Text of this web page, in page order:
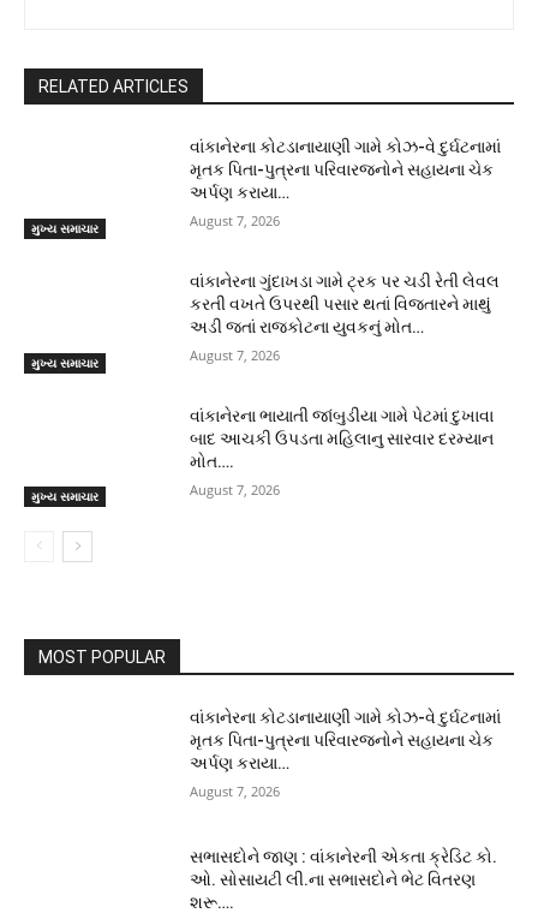
RELATED ARTICLES
મુખ્ય સમાચાર
વાંકાનેરના કોટડાનાયાણી ગામે કોઝ-વે દુર્ઘટનામાં
મૃતક પિતા-પુત્રના પરિવારજનોને સહાયના ચેક
અર્પણ કરાયા…
August 7, 2026
મુખ્ય સમાચાર
વાંકાનેરના ગુંદાખડા ગામે ટ્રક પર ચડી રેતી લેવલ
કરતી વખતે ઉપરથી પસાર થતાં વિજતારને માથું
અડી જતાં રાજકોટના યુવકનું મોત…
August 7, 2026
મુખ્ય સમાચાર
વાંકાનેરના ભાયાતી જાંબુડીયા ગામે પેટમાં દુખાવા
બાદ આચકી ઉપડતા મહિલાનુ સારવાર દરમ્યાન
મોત….
August 7, 2026
MOST POPULAR
વાંકાનેરના કોટડાનાયાણી ગામે કોઝ-વે દુર્ઘટનામાં
મૃતક પિતા-પુત્રના પરિવારજનોને સહાયના ચેક
અર્પણ કરાયા…
August 7, 2026
સભાસદોને જાણ : વાંકાનેરની એકતા ક્રેડિટ કો.
ઓ. સોસાયટી લી.ના સભાસદોને ભેટ વિતરણ
શરૂ….